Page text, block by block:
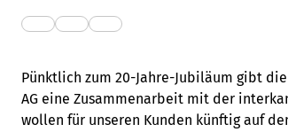
Pünktlich zum 20-Jahre-Jubiläum gibt
AG eine Zusammenarbeit mit der
wollen für unseren Kunden künftig auf